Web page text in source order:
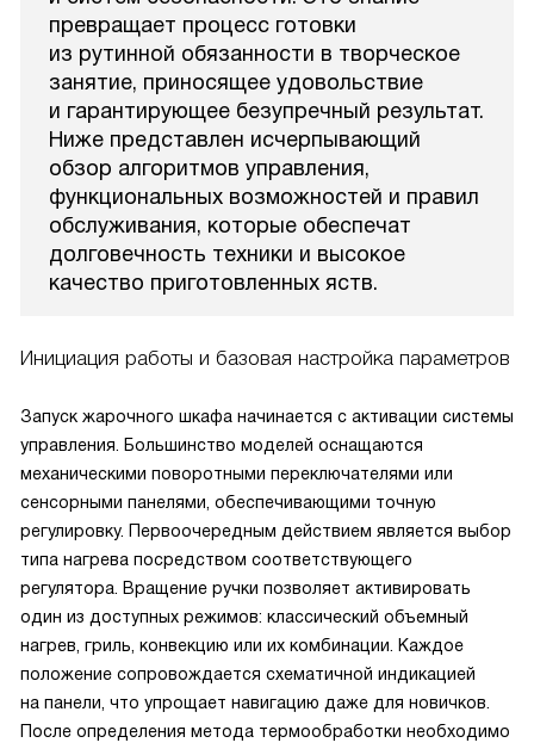
превращает процесс готовки
из рутинной обязанности в творческое
занятие, приносящее удовольствие
и гарантирующее безупречный результат.
Ниже представлен исчерпывающий
обзор алгоритмов управления,
функциональных возможностей и правил
обслуживания, которые обеспечат
долговечность техники и высокое
качество приготовленных яств.
Инициация работы и базовая настройка параметров
Запуск жарочного шкафа начинается с активации системы
управления. Большинство моделей оснащаются
механическими поворотными переключателями или
сенсорными панелями, обеспечивающими точную
регулировку. Первоочередным действием является выбор
типа нагрева посредством соответствующего
регулятора. Вращение ручки позволяет активировать
один из доступных режимов: классический объемный
нагрев, гриль, конвекцию или их комбинации. Каждое
положение сопровождается схематичной индикацией
на панели, что упрощает навигацию даже для новичков.
После определения метода термообработки необходимо